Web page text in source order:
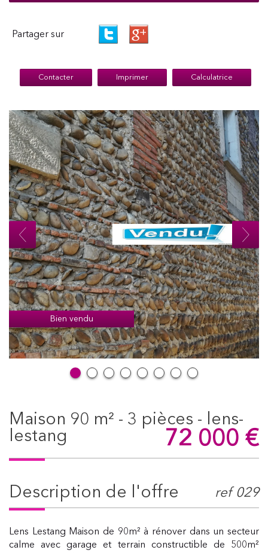
Partager sur
Contacter Imprimer Calculatrice
Bien vendu
maison 90 m² - 3 pièces - lens-
lestang
72 000 €
description de l'offre ref 029
Lens Lestang Maison de 90m² à rénover dans un secteur
calme avec garage et terrain constructible de 500m²